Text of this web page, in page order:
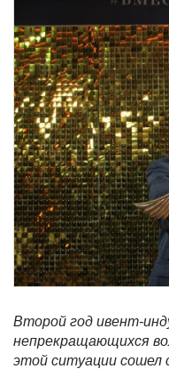
Второй год ивент-
непрекращающихся
этой ситуации